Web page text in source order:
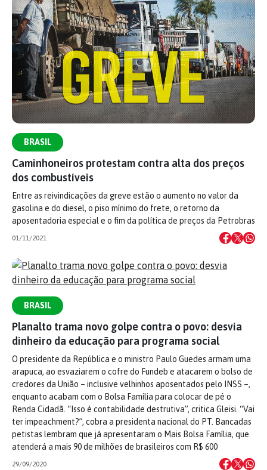
BRASIL
Caminhoneiros protestam contra alta dos preços
dos combustíveis
Entre as reivindicações da greve estão o aumento no valor da
gasolina e do diesel, o piso mínimo do frete, o retorno da
aposentadoria especial e o fim da política de preços da Petrobras
01/11/2021
BRASIL
Planalto trama novo golpe contra o povo: desvia
dinheiro da educação para programa social
O presidente da República e o ministro Paulo Guedes armam uma
arapuca, ao esvaziarem o cofre do Fundeb e atacarem o bolso de
credores da União – inclusive velhinhos aposentados pelo INSS –,
enquanto acabam com o Bolsa Família para colocar de pé o
Renda Cidadã. “Isso é contabilidade destrutiva”, critica Gleisi. “Vai
ter impeachment?”, cobra a presidenta nacional do PT. Bancadas
petistas lembram que já apresentaram o Mais Bolsa Família, que
atenderá a mais 90 de milhões de brasileiros com R$ 600
29/09/2020